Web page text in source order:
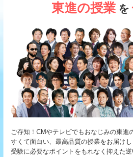
東進の授業 を
ご存知！CMやテレビでもおなじみの東進
すくて面白い、最高品質の授業をお届けし
受験に必要なポイントをもれなく抑えた逆